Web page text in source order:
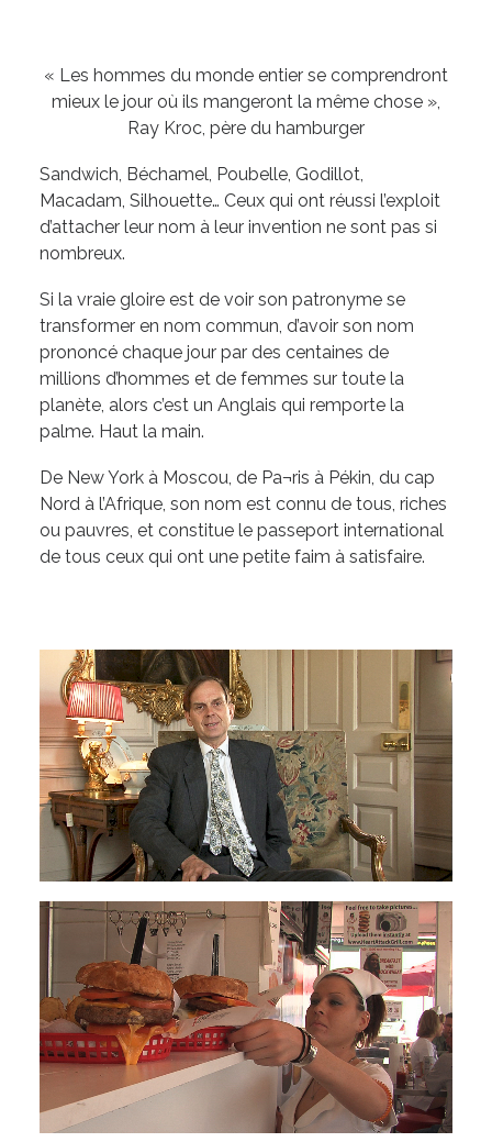
« Les hommes du monde entier se comprendront
mieux le jour où ils mangeront la même chose »,
Ray Kroc, père du hamburger
Sandwich, Béchamel, Poubelle, Godillot,
Macadam, Silhouette… Ceux qui ont réussi l’exploit
d’attacher leur nom à leur invention ne sont pas si
nombreux.
Si la vraie gloire est de voir son patronyme se
transformer en nom commun, d’avoir son nom
prononcé chaque jour par des centaines de
millions d’hommes et de femmes sur toute la
planète, alors c’est un Anglais qui remporte la
palme. Haut la main.
De New York à Moscou, de Pa¬ris à Pékin, du cap
Nord à l’Afrique, son nom est connu de tous, riches
ou pauvres, et constitue le passeport international
de tous ceux qui ont une petite faim à satisfaire.